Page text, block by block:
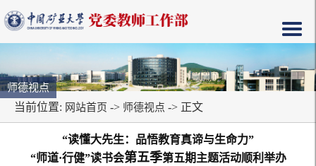
师德视点
当前位置: 网站首页 -> 师德视点 -> 正文
“读懂大先生：品悟教育真谛与生命力”
“师道·行健”读书会第五季第五期主题活动顺利举办